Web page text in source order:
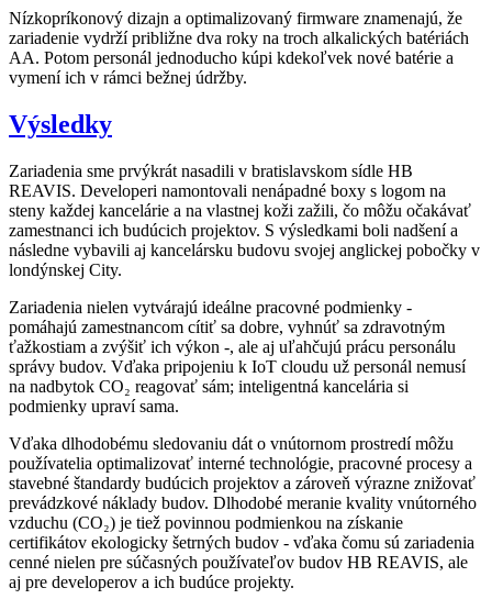
Nízkopríkonový dizajn a optimalizovaný firmware znamenajú, že
zariadenie vydrží približne dva roky na troch alkalických batériách
AA. Potom personál jednoducho kúpi kdekoľvek nové batérie a
vymení ich v rámci bežnej údržby.
Výsledky
Zariadenia sme prvýkrát nasadili v bratislavskom sídle HB
REAVIS. Developeri namontovali nenápadné boxy s logom na
steny každej kancelárie a na vlastnej koži zažili, čo môžu očakávať
zamestnanci ich budúcich projektov. S výsledkami boli nadšení a
následne vybavili aj kancelársku budovu svojej anglickej pobočky v
londýnskej City.
Zariadenia nielen vytvárajú ideálne pracovné podmienky -
pomáhajú zamestnancom cítiť sa dobre, vyhnúť sa zdravotným
ťažkostiam a zvýšiť ich výkon -, ale aj uľahčujú prácu personálu
správy budov. Vďaka pripojeniu k IoT cloudu už personál nemusí
na nadbytok CO₂ reagovať sám; inteligentná kancelária si
podmienky upraví sama.
Vďaka dlhodobému sledovaniu dát o vnútornom prostredí môžu
používatelia optimalizovať interné technológie, pracovné procesy a
stavebné štandardy budúcich projektov a zároveň výrazne znižovať
prevádzkové náklady budov. Dlhodobé meranie kvality vnútorného
vzduchu (CO₂) je tiež povinnou podmienkou na získanie
certifikátov ekologicky šetrných budov - vďaka čomu sú zariadenia
cenné nielen pre súčasných používateľov budov HB REAVIS, ale
aj pre developerov a ich budúce projekty.